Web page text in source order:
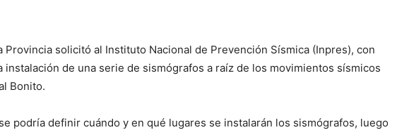
Provincia solicitó al Instituto Nacional de Prevención Sísmica (Inpres), con
instalación de una serie de sismógrafos a raíz de los movimientos sísmicos
Bonito.
podría definir cuándo y en qué lugares se instalarán los sismógrafos, luego